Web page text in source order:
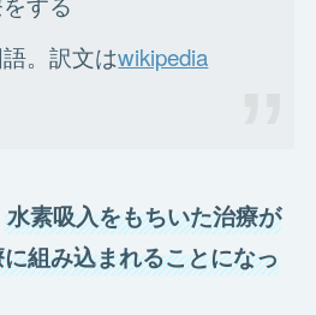
語。訳文はwikipedia
水素吸入をもちいた治療が
組み込まれることになっ